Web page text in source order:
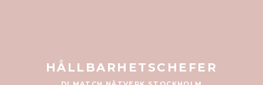
HÅLLBARHETSCHEFER